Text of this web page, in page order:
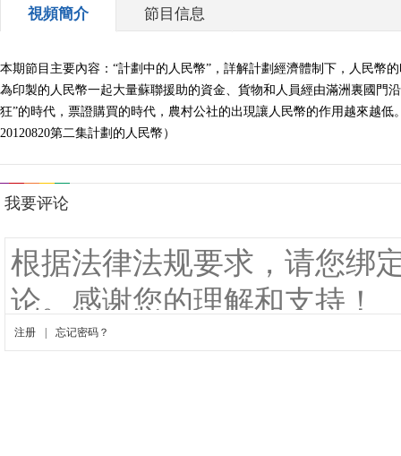
視頻簡介 節目信息
本期節目主要內容：“計劃中的人民幣”，詳解計劃經濟體制下，人民幣
為印製的人民幣一起大量蘇聯援助的資金、貨物和人員經由滿洲裏國門
狂”的時代，票證購買的時代，農村公社的出現讓人民幣的作用越來越
20120820第二集計劃的人民幣）